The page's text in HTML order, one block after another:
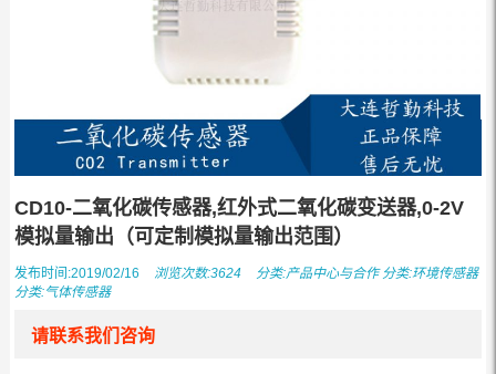
CD10-二氧化碳传感器,红外式二氧化碳变送器,0-2V
模拟量输出（可定制模拟量输出范围）
发布时间:2019/02/16 浏览次数:3624 分类:产品中心与合作分类:环境传感器
分类:气体传感器
请联系我们咨询